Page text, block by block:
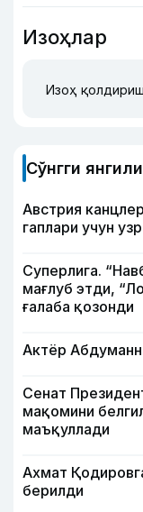
Изоҳлар
Изоҳ
Сўнгги
Австрия
гаплари учун
Суперлига.
мағлуб этди,
ғалаба қозонди
Актёр
Сенат
мақомини
маъқуллади
Ахмат
берилди